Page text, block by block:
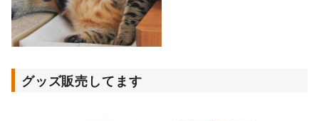
グッズ販売してます